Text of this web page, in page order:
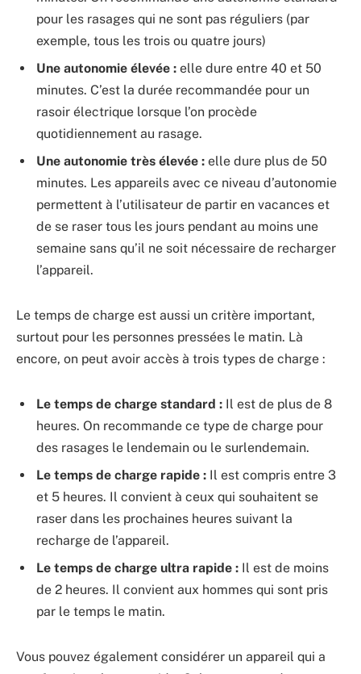
pour les rasages qui ne sont pas réguliers (par
exemple, tous les trois ou quatre jours)
Une autonomie élevée : elle dure entre 40 et 50
minutes. C’est la durée recommandée pour un
rasoir électrique lorsque l’on procède
quotidiennement au rasage.
Une autonomie très élevée : elle dure plus de 50
minutes. Les appareils avec ce niveau d’autonomie
permettent à l’utilisateur de partir en vacances et
de se raser tous les jours pendant au moins une
semaine sans qu’il ne soit nécessaire de recharger
l’appareil.
Le temps de charge est aussi un critère important,
surtout pour les personnes pressées le matin. Là
encore, on peut avoir accès à trois types de charge :
Le temps de charge standard : Il est de plus de 8
heures. On recommande ce type de charge pour
des rasages le lendemain ou le surlendemain.
Le temps de charge rapide : Il est compris entre 3
et 5 heures. Il convient à ceux qui souhaitent se
raser dans les prochaines heures suivant la
recharge de l’appareil.
Le temps de charge ultra rapide : Il est de moins
de 2 heures. Il convient aux hommes qui sont pris
par le temps le matin.
Vous pouvez également considérer un appareil qui a